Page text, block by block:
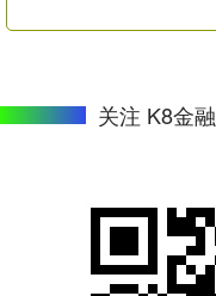
关注 K8金融